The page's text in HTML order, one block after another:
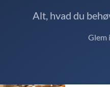
Alt, hvad du
Glem